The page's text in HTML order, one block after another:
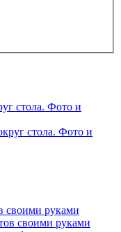
стола. Фото и
своими руками